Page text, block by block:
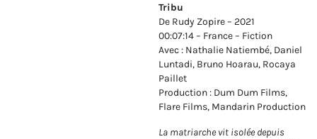
Tribu
De Rudy Zopire – 2021
00:07:14 – France – Fiction
Avec : Nathalie Natiembé, Daniel
Luntadi, Bruno Hoarau, Rocaya
Paillet
Production : Dum Dum Films,
Flare Films, Mandarin Production
La matriarche vit isolée depuis